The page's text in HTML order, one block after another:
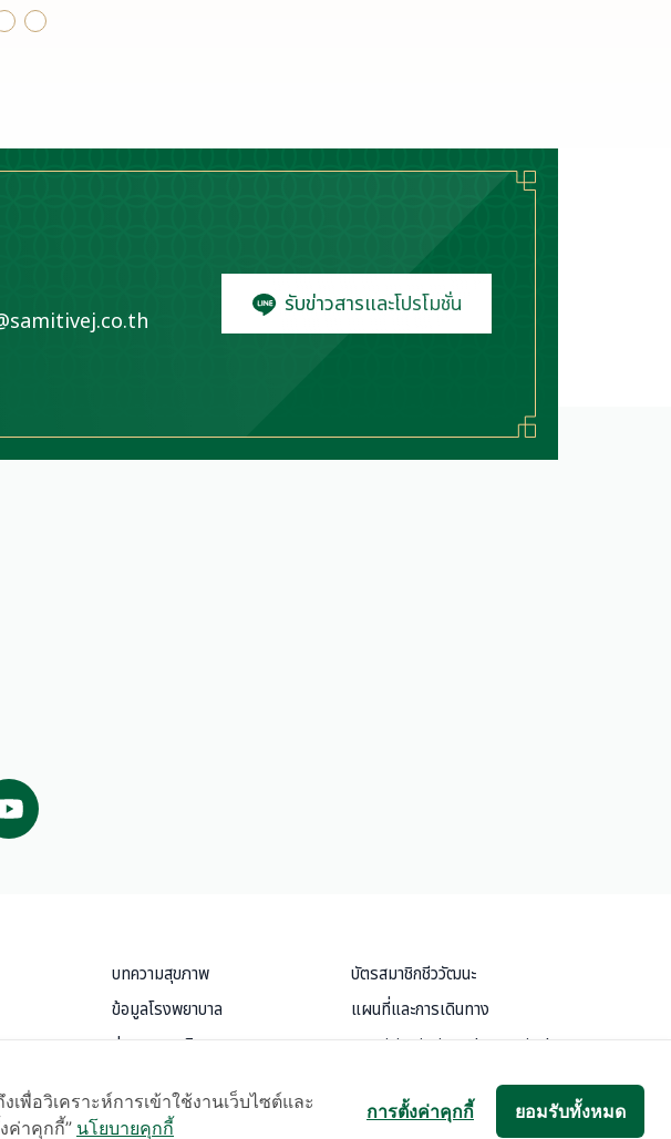
รับข่าวสารและโปรโมชั่น
น
บทความสุขภาพ
ข้อมูลโรงพยาบาล
ข่าวสารและกิจกรรม
ห้องพักผู้ป่วย
บัตรสมาชิกชีววัฒนะ
แผนที่และการเดินทาง
Samitivej Virtual Hospital
อวิเคราะห์การเข้าใช้งานเว็บไซต์และ
ค่าคุกกี้” นโยบายคุกกี้
ยอมรับทั้งหมด
การตั้งค่าคุกกี้